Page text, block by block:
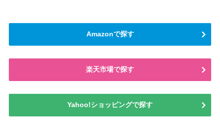
Amazonで探す
楽天市場で探す
Yahoo!ショッピングで探す